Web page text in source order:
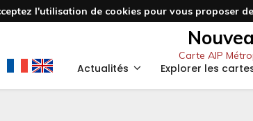
l'utilisation de cookies pour vous proposer
Carte AIP
Actualités Explorer les